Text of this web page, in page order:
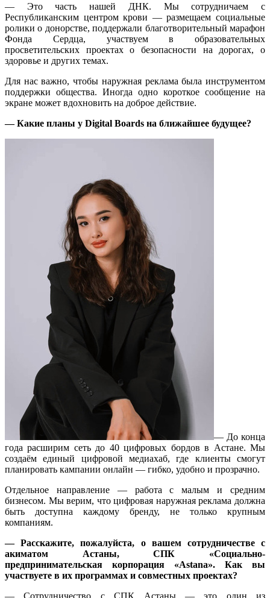
— Это часть нашей ДНК. Мы сотрудничаем с
Республиканским центром крови — размещаем социальные
ролики о донорстве, поддержали благотворительный марафон
Фонда Сердца, участвуем в образовательных
просветительских проектах о безопасности на дорогах, о
здоровье и других темах.
Для нас важно, чтобы наружная реклама была инструментом
поддержки общества. Иногда одно короткое сообщение на
экране может вдохновить на доброе действие.
— Какие планы у Digital Boards на ближайшее будущее?
— До конца
года расширим сеть до 40 цифровых бордов в Астане. Мы
создаём единый цифровой медиахаб, где клиенты смогут
планировать кампании онлайн — гибко, удобно и прозрачно.
Отдельное направление — работа с малым и средним
бизнесом. Мы верим, что цифровая наружная реклама должна
быть доступна каждому бренду, не только крупным
компаниям.
— Расскажите, пожалуйста, о вашем сотрудничестве с
акиматом Астаны, СПК «Социально-
предпринимательская корпорация «Astana». Как вы
участвуете в их программах и совместных проектах?
— Сотрудничество с СПК Астаны — это один из